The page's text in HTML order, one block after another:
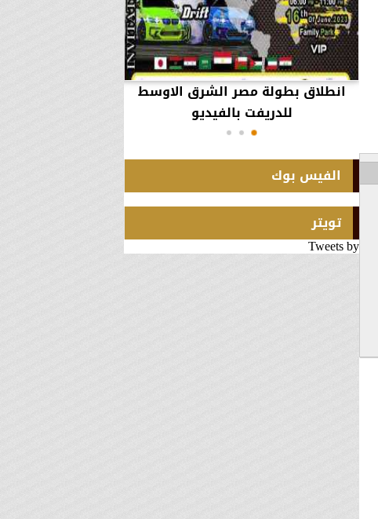
انطلاق بطولة مصر الشرق الاوسط
للدريفت بالفيديو
الفيس بوك
تويتر
Tweets by